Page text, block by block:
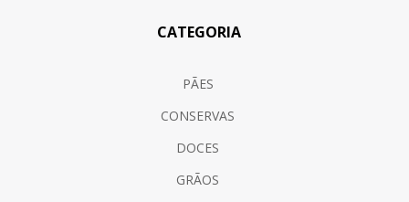
CATEGORIA
PÃES
CONSERVAS
DOCES
GRÃOS